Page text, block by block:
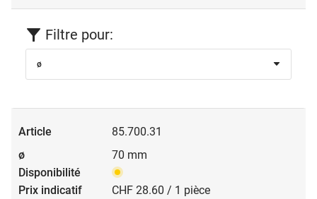
Filtre pour:
ø
85.700.31
70 mm
CHF 28.60 / 1 pièce